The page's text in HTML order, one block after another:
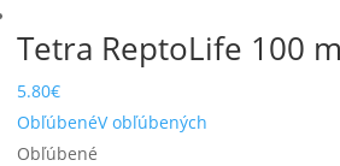
Tetra ReptoLife 100
5.80€
ObľúbenéV obľúbených
Obľúbené